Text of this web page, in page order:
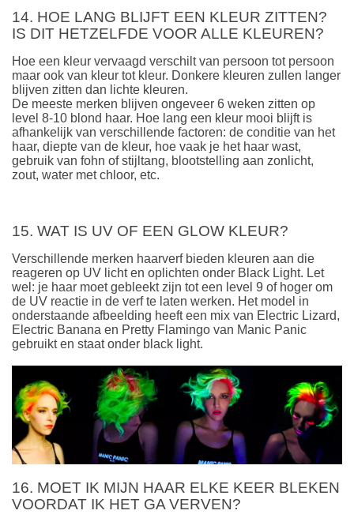
14. HOE LANG BLIJFT EEN KLEUR ZITTEN?
IS DIT HETZELFDE VOOR ALLE KLEUREN?
Hoe een kleur vervaagd verschilt van persoon tot persoon
maar ook van kleur tot kleur. Donkere kleuren zullen langer
blijven zitten dan lichte kleuren.
De meeste merken blijven ongeveer 6 weken zitten op
level 8-10 blond haar. Hoe lang een kleur mooi blijft is
afhankelijk van verschillende factoren: de conditie van het
haar, diepte van de kleur, hoe vaak je het haar wast,
gebruik van fohn of stijltang, blootstelling aan zonlicht,
zout, water met chloor, etc.
15. WAT IS UV OF EEN GLOW KLEUR?
Verschillende merken haarverf bieden kleuren aan die
reageren op UV licht en oplichten onder Black Light. Let
wel: je haar moet gebleekt zijn tot een level 9 of hoger om
de UV reactie in de verf te laten werken. Het model in
onderstaande afbeelding heeft een mix van Electric Lizard,
Electric Banana en Pretty Flamingo van Manic Panic
gebruikt en staat onder black light.
16. MOET IK MIJN HAAR ELKE KEER BLEKEN
VOORDAT IK HET GA VERVEN?